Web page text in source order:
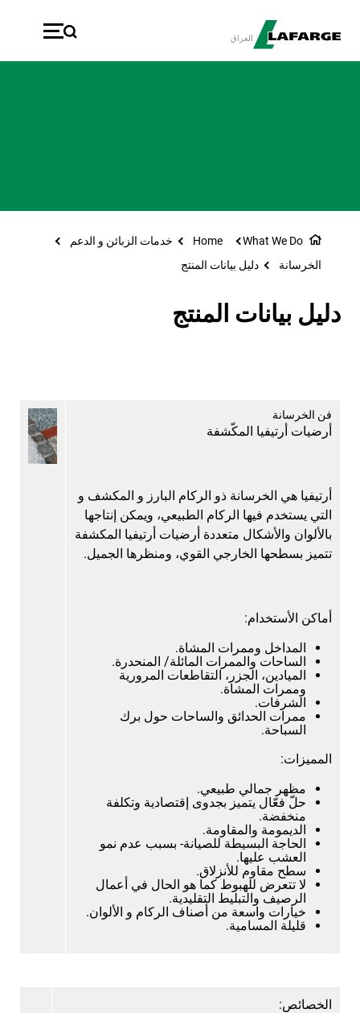
العراق
Home What We Do
خدمات الزبائن و الدعم
الخرسانة
دليل بيانات المنتج
دليل بيانات المنتج
فن الخرسانة
أرضيات أرتيفيا المكّشفة
أرتيفيا هي الخرسانة ذو الركام البارز و المكشف و
التي يستخدم فيها الركام الطبيعي، ويمكن إنتاجها
بالألوان والأشكال متعددة أرضيات أرتيفيا المكشفة
تتميز بسطحها الخارجي القوي، ومنظرها الجميل.
أماكن الأستخدام:
المداخل وممرات المشاة.
الساحات والممرات المائلة/ المنحدرة.
الميادين، الجزر، التقاطعات المرورية
وممرات المشاة.
الشرفات.
ممرات الحدائق والساحات حول برك
السباحة.
المميزات:
مظهر جمالي طبيعي.
حلّ فعّال يتميز بجدوى إقتصادية وتكلفة
منخفضة.
الديمومة والمقاومة.
الحاجة البسيطة للصيانة- بسبب عدم نمو
العشب عليها.
سطح مقاوم للأنزلاق.
لا تتعرض للهبوط كما هو الحال في أعمال
الرصيف والتبليط التقليدية.
خيارات واسعة من أصناف الركام و الألوان.
قليلة المسامية.
الخصائص: